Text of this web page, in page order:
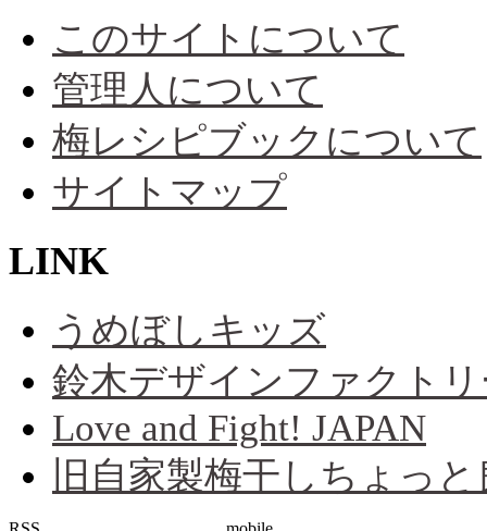
このサイトについて
管理人について
梅レシピブックについて
サイトマップ
LINK
うめぼしキッズ
鈴木デザインファクト
Love and Fight! JAPAN
旧自家製梅干しちょっ